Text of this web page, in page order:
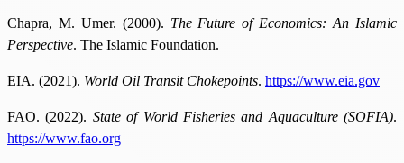
Chapra, M. Umer. (2000). The Future of Economics: An Islamic
Perspective. The Islamic Foundation.
EIA. (2021). World Oil Transit Chokepoints. https://www.eia.gov
FAO. (2022). State of World Fisheries and Aquaculture (SOFIA).
https://www.fao.org